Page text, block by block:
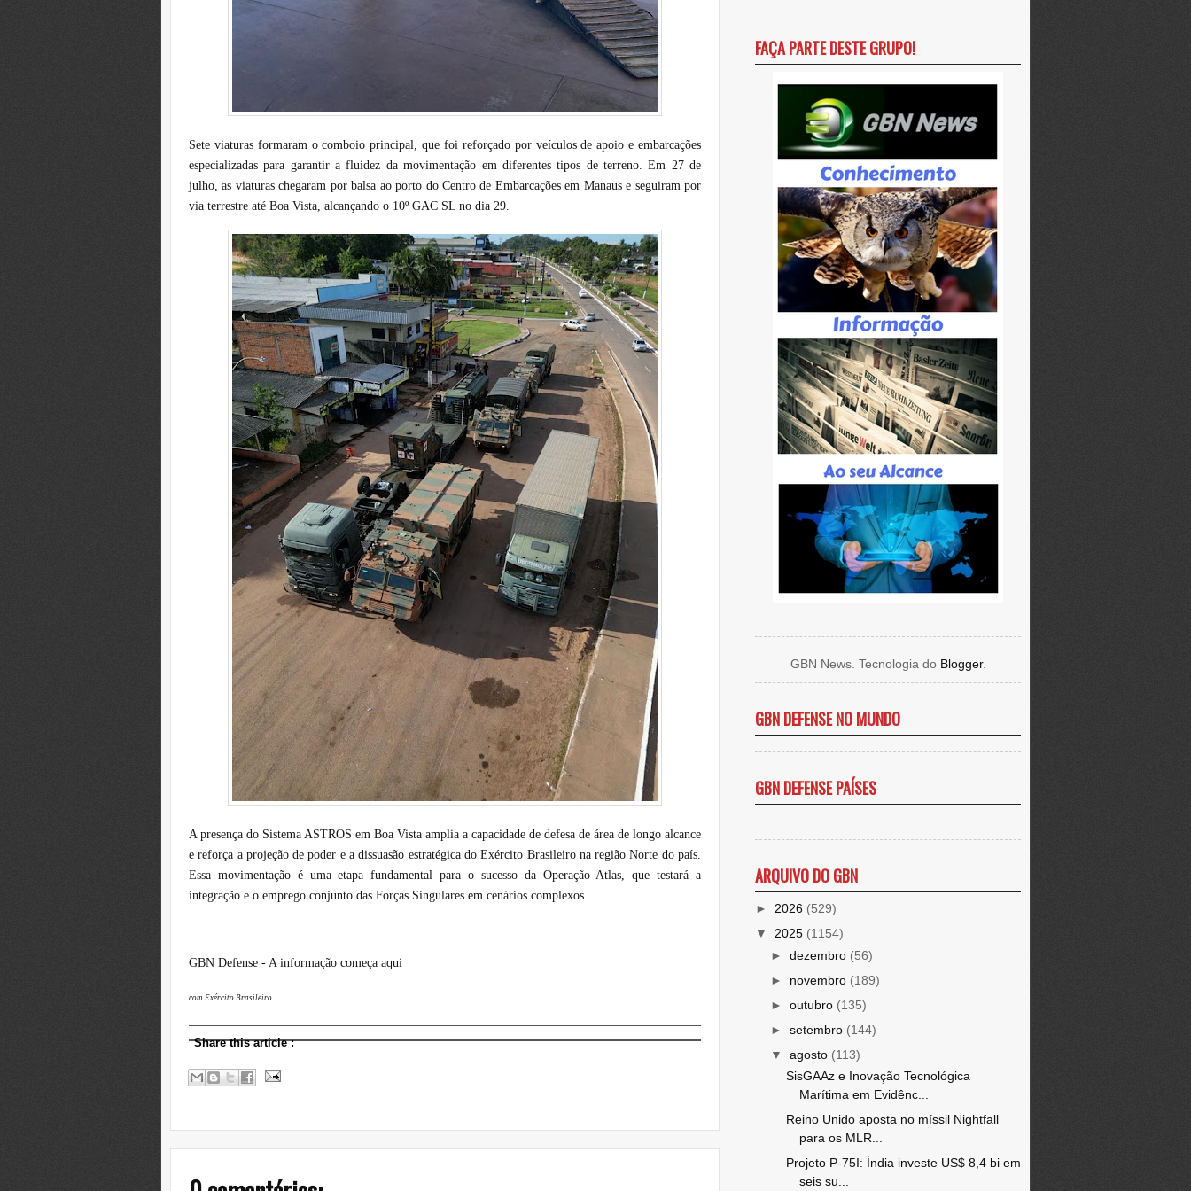
Sete viaturas formaram o comboio principal, que foi reforçado por veículos de apoio e embarcações
especializadas para garantir a fluidez da movimentação em diferentes tipos de terreno. Em 27 de
julho, as viaturas chegaram por balsa ao porto do Centro de Embarcações em Manaus e seguiram por
via terrestre até Boa Vista, alcançando o 10º GAC SL no dia 29.
A presença do Sistema ASTROS em Boa Vista amplia a capacidade de defesa de área de longo alcance
e reforça a projeção de poder e a dissuasão estratégica do Exército Brasileiro na região Norte do país.
Essa movimentação é uma etapa fundamental para o sucesso da Operação Atlas, que testará a
integração e o emprego conjunto das Forças Singulares em cenários complexos.
GBN Defense - A informação começa aqui
com Exército Brasileiro
Share this article:
FAÇA PARTE DESTE GRUPO!
GBN News. Tecnologia do Blogger.
GBN DEFENSE NO MUNDO
GBN DEFENSE PAÍSES
ARQUIVO DO GBN
► 2026 (529)
▼ 2025 (1154)
► dezembro (56)
► novembro (189)
► outubro (135)
► setembro (144)
▼ agosto (113)
SisGAAz e Inovação Tecnológica
Marítima em Evidênc...
Reino Unido aposta no míssil Nightfall
para os MLR...
Projeto P-75I: Índia investe US$ 8,4 bi em
seis su...